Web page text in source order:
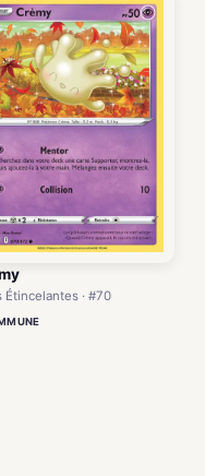
Étincelantes · #70